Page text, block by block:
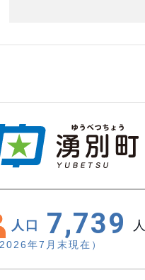
人口 7,739 人
2026年7月末現在）